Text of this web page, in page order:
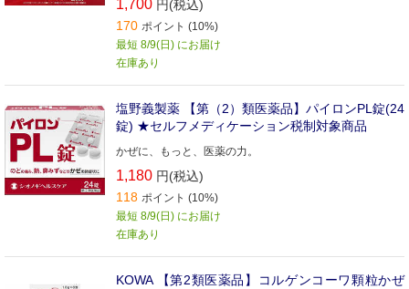
1,700 円(税込)
170 ポイント (10%)
最短 8/9(日) にお届け
在庫あり
塩野義製薬 【第（2）類医薬品】パイロンPL錠(24
錠) ★セルフメディケーション税制対象商品
かぜに、もっと、医薬の力。
1,180 円(税込)
118 ポイント (10%)
最短 8/9(日) にお届け
在庫あり
KOWA 【第2類医薬品】コルゲンコーワ顆粒かぜ